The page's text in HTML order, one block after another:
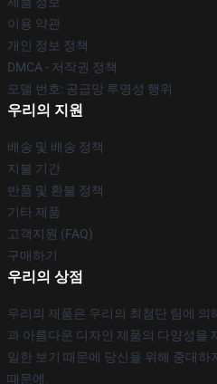
이용 약관
개인 정보 정책
DMCA - 저작권 정책
모델 번호: 공급망 투명성 행위
우리의 지원
배송 및 배송 정책
지불 기간
반품 및 환불 정책
기타 제품
고객지원 (FAQ)
구매하기
우리의 상점
우리의 제품은 우리의 최첨단 팀에
과 아름다운 디자인 제품의 다양성을
일한 보기 때문에 당신을 위해 중대하
때문에.